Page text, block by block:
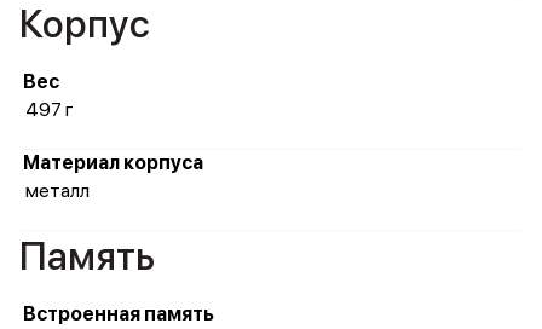
Корпус
Вес
497 г
Материал корпуса
металл
Память
Встроенная память